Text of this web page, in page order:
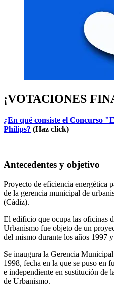
¡VOTACIONES
¿En qué consiste el Concurso
Philips? (Haz click)
Antecedentes y objetivo
Proyecto de eficiencia energética
de la gerencia municipal de
(Cádiz).
El edificio que ocupa las oficinas
Urbanismo fue objeto de un
del mismo durante los años 1997
Se inaugura la Gerencia
1998, fecha en la que se puso en
e independiente en sustitución de
de Urbanismo.